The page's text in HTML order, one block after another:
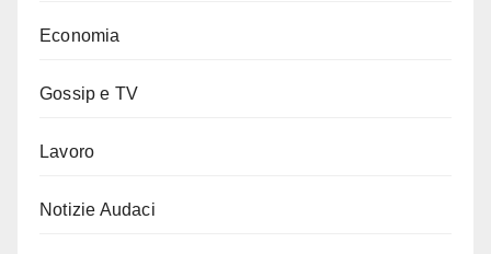
Economia
Gossip e TV
Lavoro
Notizie Audaci